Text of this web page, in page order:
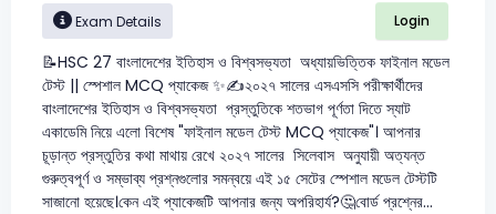
Exam Details Login
📝HSC 27 বাংলাদেশের ইতিহাস ও বিশ্বসভ্যতা অধ্যায়ভিত্তিক ফাইনাল মডেল
টেস্ট || স্পেশাল MCQ প্যাকেজ ✨✍২০২৭ সালের এসএসসি পরীক্ষার্থীদের
বাংলাদেশের ইতিহাস ও বিশ্বসভ্যতা প্রস্তুতিকে শতভাগ পূর্ণতা দিতে স্যাট
একাডেমি নিয়ে এলো বিশেষ "ফাইনাল মডেল টেস্ট MCQ প্যাকেজ"। আপনার
চূড়ান্ত প্রস্তুতির কথা মাথায় রেখে ২০২৭ সালের সিলেবাস অনুযায়ী অত্যন্ত
গুরুত্বপূর্ণ ও সম্ভাব্য প্রশ্নগুলোর সমন্বয়ে এই ১৫ সেটের স্পেশাল মডেল টেস্টটি
সাজানো হয়েছে।কেন এই প্যাকেজটি আপনার জন্য অপরিহার্য?🤔বোর্ড প্রশ্নের...